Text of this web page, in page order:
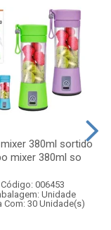
380ml sortido
mixer 380ml so
Código: 006453
Unidade
Com: 30 Unidade(s)